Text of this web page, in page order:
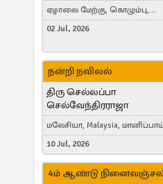
ஏழாலை மேற்கு, கொழும்பு,
தங்காலை, London, United
02 Jul, 2026
நன்றி நவிலல்
திரு செல்லப்பா
செல்வேந்திரராஜா
மலேசியா, Malaysia,
Duisburg, Germany, London,
Kingdom
10 Jul, 2026
4ம் ஆண்டு